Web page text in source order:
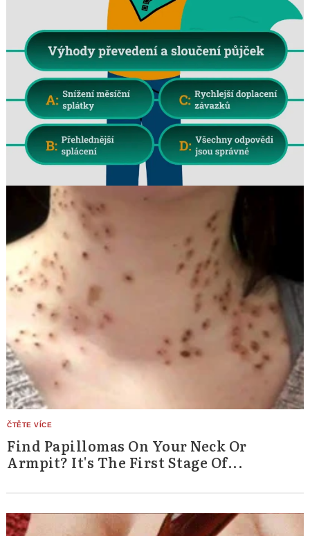
Find Papillomas On Your Neck Or
Armpit? It's The First Stage Of...